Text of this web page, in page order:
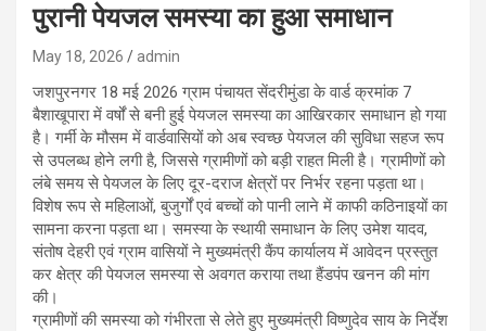
पुरानी पेयजल समस्या का हुआ समाधान
May 18, 2026 admin
जशपुरनगर 18 मई 2026 ग्राम पंचायत सेंदरीमुंडा के वार्ड क्रमांक 7
बैशाखूपारा में वर्षों से बनी हुई पेयजल समस्या का आखिरकार समाधान हो गया
है। गर्मी के मौसम में वार्डवासियों को अब स्वच्छ पेयजल की सुविधा सहज रूप
से उपलब्ध होने लगी है, जिससे ग्रामीणों को बड़ी राहत मिली है। ग्रामीणों को
लंबे समय से पेयजल के लिए दूर-दराज क्षेत्रों पर निर्भर रहना पड़ता था।
विशेष रूप से महिलाओं, बुजुर्गों एवं बच्चों को पानी लाने में काफी कठिनाइयों का
सामना करना पड़ता था। समस्या के स्थायी समाधान के लिए उमेश यादव,
संतोष देहरी एवं ग्राम वासियों ने मुख्यमंत्री कैंप कार्यालय में आवेदन प्रस्तुत
कर क्षेत्र की पेयजल समस्या से अवगत कराया तथा हैंडपंप खनन की मांग
की।
ग्रामीणों की समस्या को गंभीरता से लेते हुए मुख्यमंत्री विष्णुदेव साय के निर्देश